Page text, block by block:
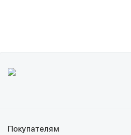
Покупателям